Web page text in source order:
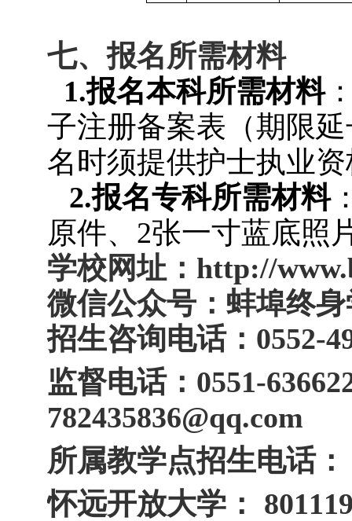
七、报名所需材料
1.报名本科所需材料
子注册备案表（期限
名时须提供护士执业
2.报名专科所需材料
原件、2张一寸蓝底照
学校网址： http://
微信公众号：蚌埠终
招生咨询电话：0552-
监督电话：0551-
782435836@qq.com
所属教学点招生电话：
怀远开放大学：